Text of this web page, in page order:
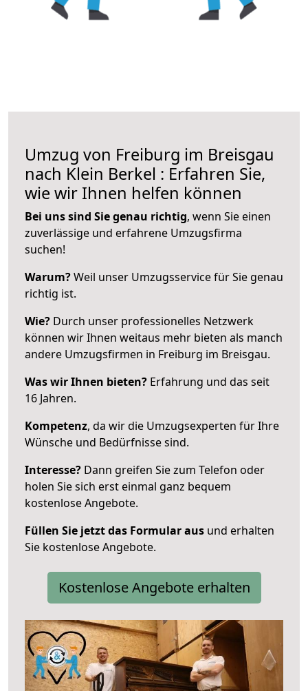
Umzug von Freiburg im Breisgau
nach Klein Berkel : Erfahren Sie,
wie wir Ihnen helfen können
Bei uns sind Sie genau richtig, wenn Sie einen
zuverlässige und erfahrene Umzugsfirma
suchen!
Warum?Weil unser Umzugsservice für Sie genau
richtig ist.
Wie? Durch unser professionelles Netzwerk
können wir Ihnen weitaus mehr bieten als manch
andere Umzugsfirmen in Freiburg im Breisgau.
Was wir Ihnen bieten? Erfahrung und das seit
16 Jahren.
Kompetenz, da wir die Umzugsexperten für Ihre
Wünsche und Bedürfnisse sind.
Interesse? Dann greifen Sie zum Telefon oder
holen Sie sich erst einmal ganz bequem
kostenlose Angebote.
Füllen Sie jetzt das Formular aus und erhalten
Sie kostenlose Angebote.
Kostenlose Angebote erhalten